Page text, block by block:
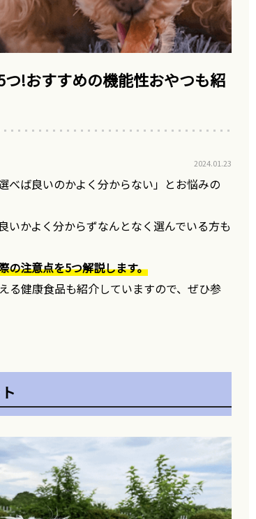
!おすすめの機能性おやつも紹
2024.01.23
べば良いのかよく分からない」とお悩みの
いかよく分からずなんとなく選んでいる方も
の注意点を5つ解説します。
る健康食品も紹介していますので、ぜひ参